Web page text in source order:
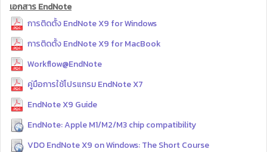
เอกสาร EndNote
การติดตั้ง EndNote X9 for Windows
การติดตั้ง EndNote X9 for MacBook
Workflow@EndNote
คู่มือการใช้โปรแกรม EndNote X7
EndNote X9 Guide
EndNote: Apple M1/M2/M3 chip compatibility
VDO EndNote X9 on Windows: The Short Course